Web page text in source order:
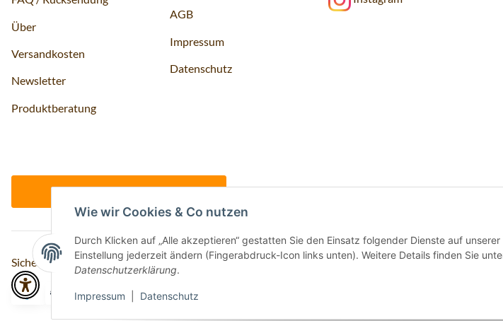
Wie wir Cookies & Co nutzen
Durch Klicken auf „Alle akzeptieren“ gestatten Sie den Einsatz folgender Dienste auf
Einstellung jederzeit ändern (Fingerabdruck-Icon links unten). Weitere Details finden Sie
Datenschutzerklärung.
Impressum Datenschutz
Über
Versandkosten
Newsletter
Produktberatung
AGB
Impressum
Datenschutz
Vertrag widerrufen
Sicher bezahlen via: